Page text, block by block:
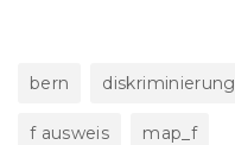
bern diskriminierung
f ausweis map_f